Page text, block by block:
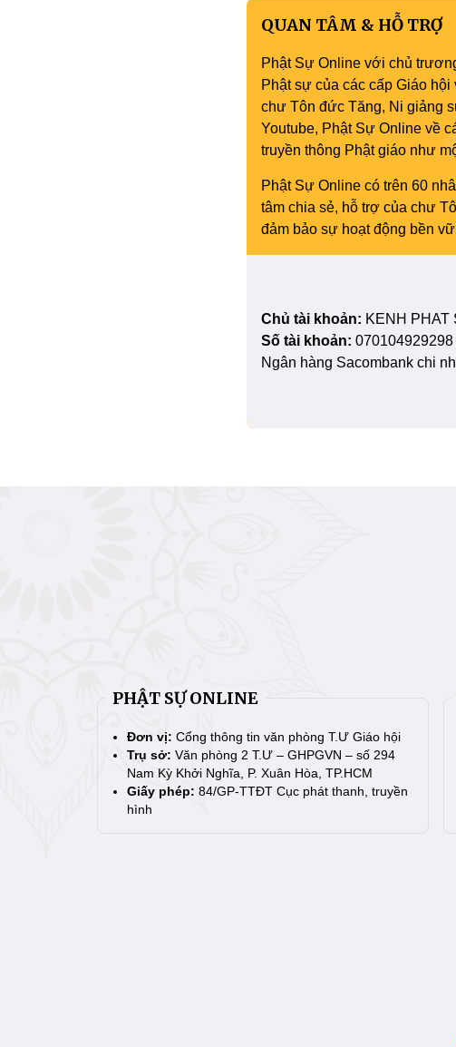
QUAN TÂM & HỖ TRỢ
Phật Sự Online với chủ
Phật sự của các cấp Giáo
chư Tôn đức Tăng, Ni giảng
Youtube, Phật Sự Online về
truyền thông Phật giáo như
Phật Sự Online có trên 60
tâm chia sẻ, hỗ trợ của chư
đảm bảo sự hoạt động bền
Chủ tài khoản: KENH PHAT
Số tài khoản: 070104929298
Ngân hàng Sacombank chi
PHẬT SỰ ONLINE
Đơn vị: Cổng thông tin văn phòng T.Ư Giáo hội
Trụ sở: Văn phòng 2 T.Ư – GHPGVN – số 294
Nam Kỳ Khởi Nghĩa, P. Xuân Hòa, TP.HCM
Giấy phép: 84/GP-TTĐT Cục phát thanh, truyền
hình